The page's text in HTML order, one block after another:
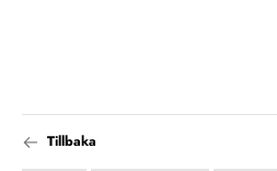
Tillbaka